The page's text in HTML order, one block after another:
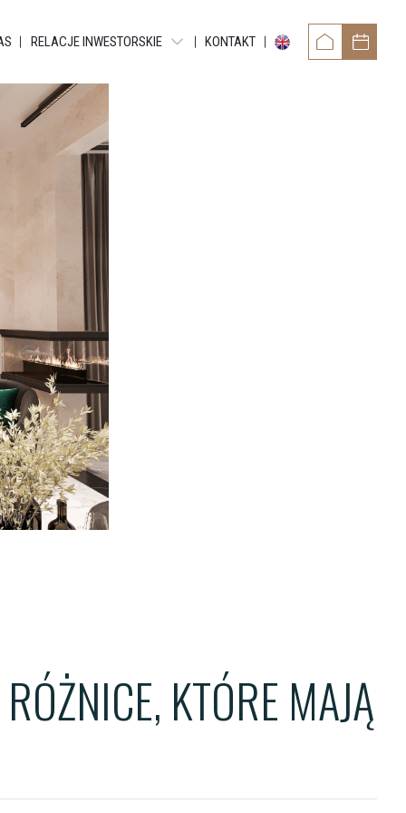
REYTANA
GRUNDMANNA
RELACJE INWESTORSKIE
RAPORTY OKRESOWE
RAPORTY BIEŻĄCE EBI
RAPORTY BIEŻĄCE ESPI
POZOSTAŁE DOKUMENTY
KONTAKT
KTÓRE MAJĄ